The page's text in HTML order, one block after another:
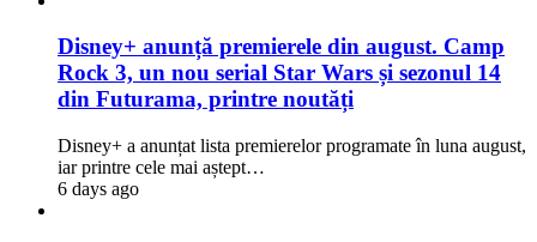
Disney+ anunță premierele din august. Camp
Rock 3, un nou serial Star Wars și sezonul 14
din Futurama, printre noutăți
Disney+ a anunțat lista premierelor programate în luna august,
iar printre cele mai aștept…
6 days ago